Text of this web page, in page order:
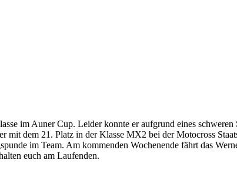
im Auner Cup. Leider konnte er aufgrund eines
mit dem 21. Platz in der Klasse MX2 bei der Motocross
im Team. Am kommenden Wochenende fährt das
euch am Laufenden.